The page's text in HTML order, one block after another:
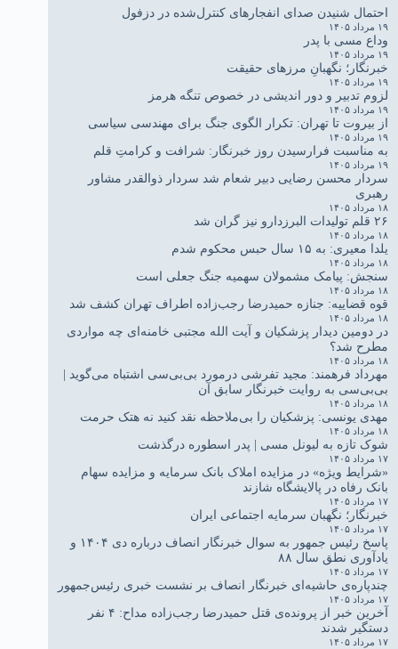
احتمال شنیدن صدای انفجارهای کنترل‌شده در دزفول
۱۹ مرداد ۱۴۰۵
وداع مسی با پدر
۱۹ مرداد ۱۴۰۵
خبرنگار؛ نگهبانِ مرزهای حقیقت
۱۹ مرداد ۱۴۰۵
لزوم تدبیر و دور اندیشی در خصوص تنگه هرمز
۱۹ مرداد ۱۴۰۵
از بیروت تا تهران: تکرار الگوی جنگ برای مهندسی سیاسی
۱۹ مرداد ۱۴۰۵
به مناسبت فرارسیدن روز خبرنگار: شرافت و کرامتِ قلم
۱۹ مرداد ۱۴۰۵
سردار محسن رضایی دبیر شعام شد سردار ذوالقدر مشاور
رهبری
۱۸ مرداد ۱۴۰۵
۲۶ قلم تولیدات البرزدارو نیز گران شد
۱۸ مرداد ۱۴۰۵
یلدا معیری: به ۱۵ سال حبس محکوم شدم
۱۸ مرداد ۱۴۰۵
سنجش: پیامک مشمولان سهمیه جنگ جعلی است
۱۸ مرداد ۱۴۰۵
قوه قضاییه: جنازه حمیدرضا رجب‌زاده اطراف تهران کشف شد
۱۸ مرداد ۱۴۰۵
در دومین دیدار پزشکیان و آیت الله مجتبی خامنه‌ای چه مواردی
مطرح شد؟
۱۸ مرداد ۱۴۰۵
مهرداد فرهمند: مجید تفرشی درمورد بی‌بی‌سی اشتباه می‌گوید |
بی‌بی‌سی به روایت خبرنگار سابق آن
۱۸ مرداد ۱۴۰۵
مهدی یونسی: پزشکیان را بی‌ملاحظه نقد کنید نه هتک حرمت
۱۸ مرداد ۱۴۰۵
شوک تازه به لیونل مسی | پدر اسطوره درگذشت
۱۷ مرداد ۱۴۰۵
«شرایط ویژه» در مزایده املاک بانک سرمایه و مزایده سهام
بانک رفاه در پالایشگاه شازند
۱۷ مرداد ۱۴۰۵
خبرنگار؛ نگهبان سرمایه اجتماعی ایران
۱۷ مرداد ۱۴۰۵
پاسخ رئیس جمهور به سوال خبرنگار انصاف درباره دی ۱۴۰۴ و
یادآوری نطق سال ۸۸
۱۷ مرداد ۱۴۰۵
چندپاره‌ی حاشیه‌ای خبرنگار انصاف بر نشست خبری رئیس‌جمهور
۱۷ مرداد ۱۴۰۵
آخرین خبر از پرونده‌ی قتل حمیدرضا رجب‌زاده مداح: ۴ نفر
دستگیر شدند
۱۷ مرداد ۱۴۰۵